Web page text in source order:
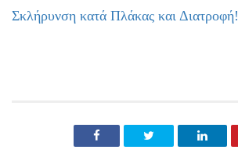
Σκλήρυνση κατά Πλάκας και Διατροφή!